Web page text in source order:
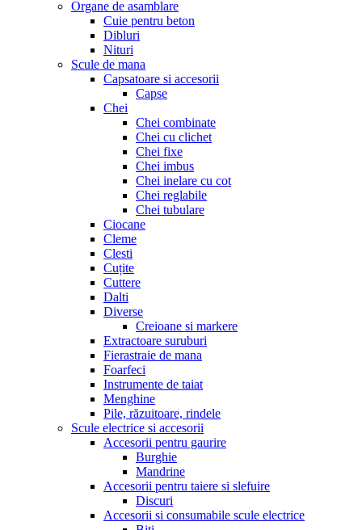
Organe de asamblare
Cuie pentru beton
Dibluri
Nituri
Scule de mana
Capsatoare si accesorii
Capse
Chei
Chei combinate
Chei cu clichet
Chei fixe
Chei imbus
Chei inelare cu cot
Chei reglabile
Chei tubulare
Ciocane
Cleme
Clesti
Cuțite
Cuttere
Dalti
Diverse
Creioane si markere
Extractoare suruburi
Fierastraie de mana
Foarfeci
Instrumente de taiat
Menghine
Pile, răzuitoare, rindele
Scule electrice si accesorii
Accesorii pentru gaurire
Burghie
Mandrine
Accesorii pentru taiere si slefuire
Discuri
Accesorii si consumabile scule electrice